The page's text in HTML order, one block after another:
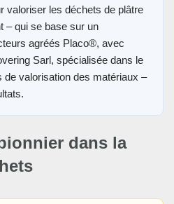
valoriser les déchets de plâtre
– qui se base sur un
agréés Placo®, avec
Sarl, spécialisée dans le
de valorisation des matériaux –
dans la